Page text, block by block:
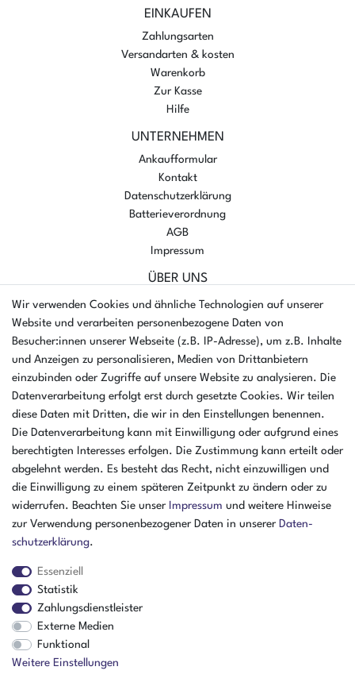
EINKAUFEN
Zahlungsarten
Versandarten & kosten
Warenkorb
Zur Kasse
Hilfe
UNTERNEHMEN
Ankaufformular
Kontakt
Datenschutzerklärung
Batterieverordnung
AGB
Impressum
ÜBER UNS
AMIKON GMBH
Einsteinstr. 8a
46325 Borken
Deutschland
Öffnungszeiten Montag - Donnerstag
07:30 - 16:00 Uhr
Öffnungszeiten Freitag
07:30 - 15:00 Uhr
ZAHLUNGSARTEN
Wir verwenden Cookies und ähnliche Technologien auf unserer
Website und verarbeiten personenbezogene Daten von
Besucher:innen unserer Webseite (z.B. IP-Adresse), um z.B. Inhalte
und Anzeigen zu personalisieren, Medien von Drittanbietern
einzubinden oder Zugriffe auf unsere Website zu analysieren. Die
Datenverarbeitung erfolgt erst durch gesetzte Cookies. Wir teilen
diese Daten mit Dritten, die wir in den Einstellungen benennen.
Die Datenverarbeitung kann mit Einwilligung oder aufgrund eines
berechtigten Interesses erfolgen. Die Zustimmung kann erteilt oder
abgelehnt werden. Es besteht das Recht, nicht einzuwilligen und
die Einwilligung zu einem späteren Zeitpunkt zu ändern oder zu
widerrufen. Beachten Sie unser Impressum und weitere Hinweise
zur Verwendung personenbezogener Daten in unserer Daten­
schutz­erklärung.
Essenziell
Statistik
Zahlungsdienstleister
Externe Medien
Funktional
Weitere Einstellungen